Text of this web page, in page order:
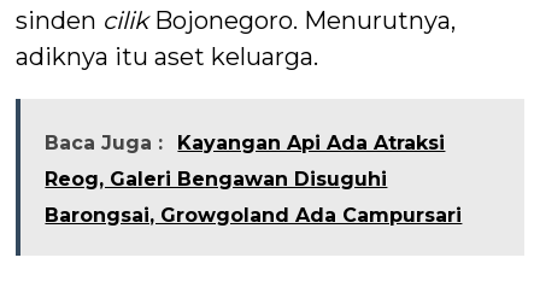
sinden cilikBojonegoro. Menurutnya,
adiknya itu aset keluarga.
Baca Juga :
Kayangan Api Ada Atraksi
Reog, Galeri Bengawan Disuguhi
Barongsai, Growgoland Ada Campursari